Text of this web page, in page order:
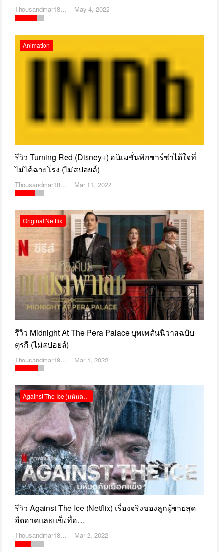
Thousandmar1869 May 4, 2022
Animation
รีวิว Turning Red (Disney+) อนิเมชั่นพิกซาร์ซ่าได้ใจที่
ไม่ได้ฉายโรง (ไม่สปอยล์)
Thousandmar1869 Mar 11, 2022
Original Netflix
รีวิว Midnight At The Pera Palace บุพเพสันนิวาสฉบับ
ตุรกี (ไม่สปอยล์)
Thousandmar1869 Mar 4, 2022
Against The Ice (มหันตภัยเยือกแข็ง) รีวิว Netflix
รีวิว Against The Ice (Netflix) เรื่องจริงของลูกผู้ชายสุด
อืดอาดและแข็งทื่อ…
Thousandmar1869 Mar 2, 2022